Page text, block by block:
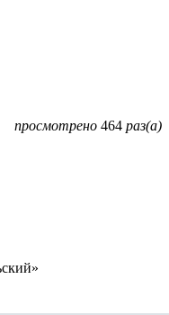
просмотрено 464 раз(а)